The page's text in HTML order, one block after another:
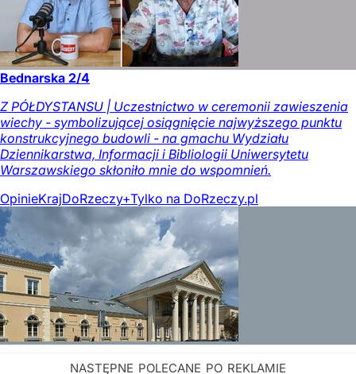
Bednarska 2/4
Z PÓŁDYSTANSU | Uczestnictwo w ceremonii zawieszenia
wiechy - symbolizującej osiągnięcie najwyższego punktu
konstrukcyjnego budowli - na gmachu Wydziału
Dziennikarstwa, Informacji i Bibliologii Uniwersytetu
Warszawskiego skłoniło mnie do wspomnień.
OpinieKrajDoRzeczy+Tylko na DoRzeczy.pl